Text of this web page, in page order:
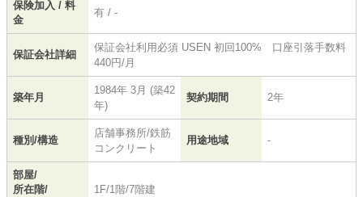
保険加入 / 料
金
有 / -
保証会社詳細
保証会社利用必須 USEN 初回100% 口座引落手数料
440円/月
築年月
1984年 3月 (築42
年)
契約期間 2年
種別/構造
店舗事務所/鉄筋
コンクリート
用途地域 -
部屋/
所在階/
1F/1階/7階建